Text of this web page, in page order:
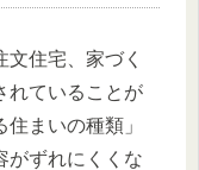
住宅、家づく
れていることが
まいの種類」
がずれにくくな